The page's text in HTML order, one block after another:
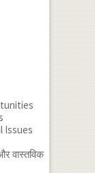
Issues
वास्तविक